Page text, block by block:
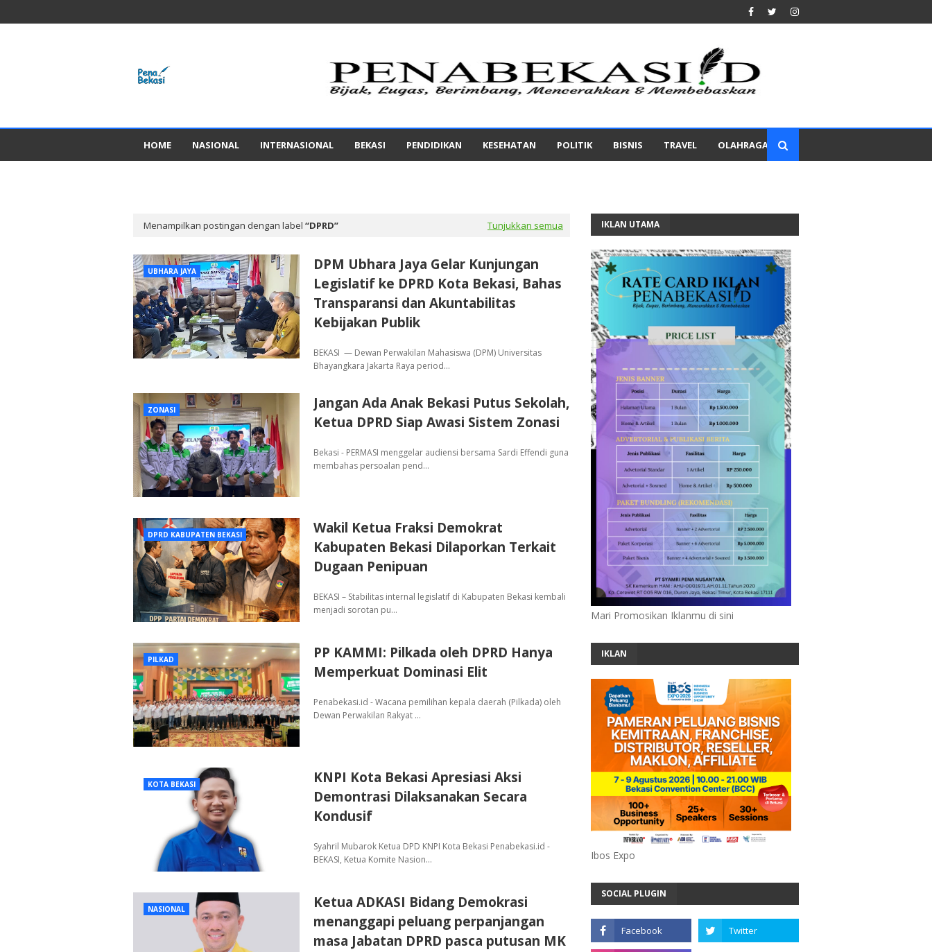
HOME NASIONAL INTERNASIONAL BEKASI PENDIDIKAN KESEHATAN POLITIK BISNIS TRAVEL OLAHRAGA
Menampilkan postingan dengan label DPRD Tunjukkan semua
UBHARA JAYA
DPM Ubhara Jaya Gelar Kunjungan
Legislatif ke DPRD Kota Bekasi, Bahas
Transparansi dan Akuntabilitas
Kebijakan Publik
BEKASI — Dewan Perwakilan Mahasiswa (DPM) Universitas
Bhayangkara Jakarta Raya period…
ZONASI
Jangan Ada Anak Bekasi Putus Sekolah,
Ketua DPRD Siap Awasi Sistem Zonasi
Bekasi - PERMASI menggelar audiensi bersama Sardi Effendi guna
membahas persoalan pend…
DPRD KABUPATEN BEKASI
Wakil Ketua Fraksi Demokrat
Kabupaten Bekasi Dilaporkan Terkait
Dugaan Penipuan
BEKASI – Stabilitas internal legislatif di Kabupaten Bekasi kembali
menjadi sorotan pu…
PILKAD
PP KAMMI: Pilkada oleh DPRD Hanya
Memperkuat Dominasi Elit
Penabekasi.id - Wacana pemilihan kepala daerah (Pilkada) oleh
Dewan Perwakilan Rakyat …
KOTA BEKASI
KNPI Kota Bekasi Apresiasi Aksi
Demontrasi Dilaksanakan Secara
Kondusif
Syahril Mubarok Ketua DPD KNPI Kota Bekasi Penabekasi.id -
BEKASI, Ketua Komite Nasion…
NASIONAL
Ketua ADKASI Bidang Demokrasi
menanggapi peluang perpanjangan
masa Jabatan DPRD pasca putusan MK
IKLAN UTAMA
Mari Promosikan Iklanmu di sini
IKLAN
Ibos Expo
SOCIAL PLUGIN